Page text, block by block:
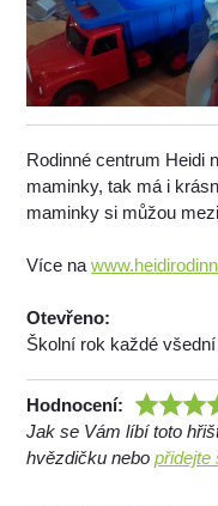
Rodinné centrum Heidi
maminky, tak má i
maminky si můžou
Více na
Otevřeno:
Školní rok každé všední
Hodnocení:
Jak se Vám líbí toto
hvězdičku nebopřidejte